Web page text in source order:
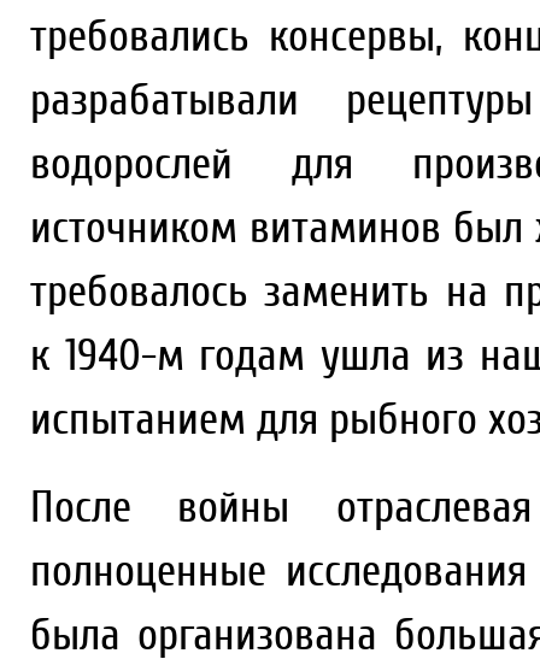
требовались консервы,
разрабатывали
водорослей для
источником витаминов был
требовалось заменить на
к 1940-м годам ушла из
испытанием для рыбного
После войны
полноценные
была организована